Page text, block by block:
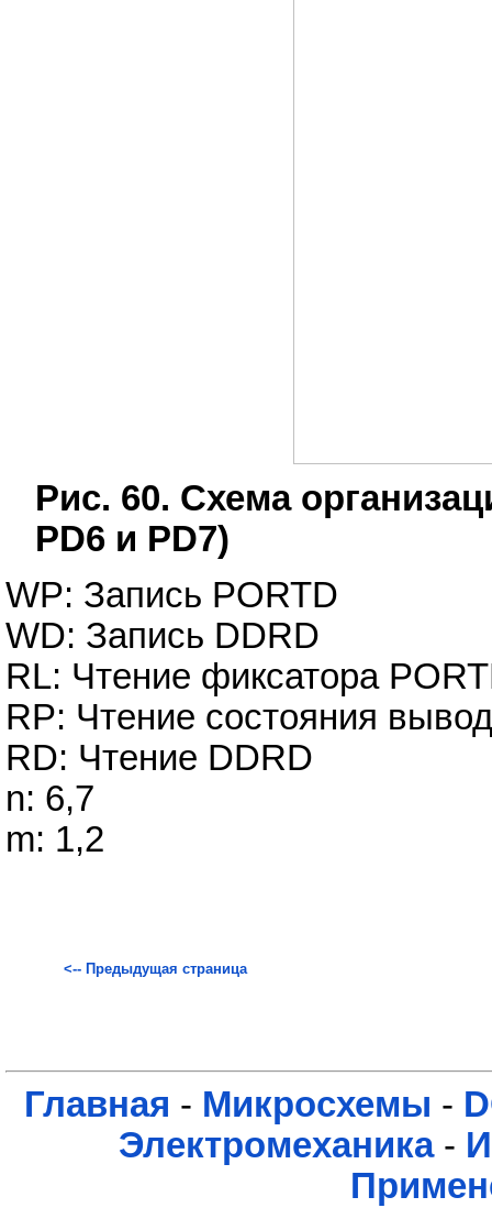
Рис. 60. Схема
PD6 и PD7)
WP: Запись PORTD
WD: Запись DDRD
RL: Чтение фиксатора
RP: Чтение состояния
RD: Чтение DDRD
n: 6,7
m: 1,2
<-- Предыдущая страница
Главная - Микросхемы -
Электромеханика-